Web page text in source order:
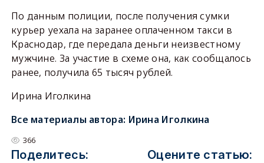
По данным полиции, после получения сумки
курьер уехала на заранее оплаченном такси в
Краснодар, где передала деньги неизвестному
мужчине. За участие в схеме она, как сообщалось
ранее, получила 65 тысяч рублей.
Ирина Иголкина
Все материалы автора: Ирина Иголкина
366
Поделитесь: Оцените статью: